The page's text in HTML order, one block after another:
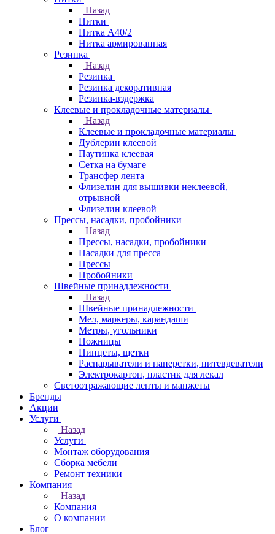
Назад
Нитки
Нитка А40/2
Нитка армированная
Резинка
Назад
Резинка
Резинка декоративная
Резинка-вздержка
Клеевые и прокладочные материалы
Назад
Клеевые и прокладочные материалы
Дублерин клеевой
Паутинка клеевая
Сетка на бумаге
Трансфер лента
Флизелин для вышивки неклеевой,
отрывной
Флизелин клеевой
Прессы, насадки, пробойники
Назад
Прессы, насадки, пробойники
Насадки для пресса
Прессы
Пробойники
Швейные принадлежности
Назад
Швейные принадлежности
Мел, маркеры, карандаши
Метры, угольники
Ножницы
Пинцеты, щетки
Распарыватели и наперстки, нитевдеватели
Электрокартон, пластик для лекал
Светоотражающие ленты и манжеты
Бренды
Акции
Услуги
Назад
Услуги
Монтаж оборудования
Сборка мебели
Ремонт техники
Компания
Назад
Компания
О компании
Блог